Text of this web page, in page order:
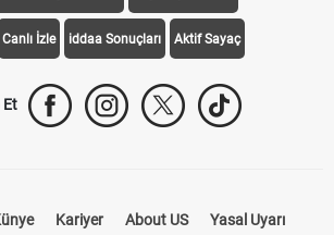
Fenerbahçe Transfer Beşiktaş Transfer
Canlı İzle iddaa Sonuçları Aktif Sayaç